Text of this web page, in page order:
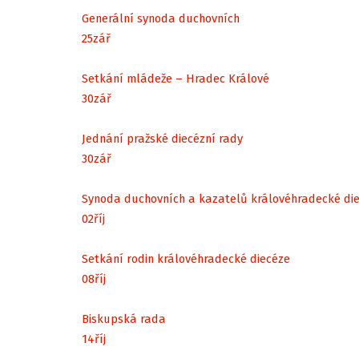
Generální synoda duchovních
25zář
Setkání mládeže – Hradec Králové
30zář
Jednání pražské diecézní rady
30zář
Synoda duchovních a kazatelů královéhradecké
02říj
Setkání rodin královéhradecké diecéze
08říj
Biskupská rada
14říj